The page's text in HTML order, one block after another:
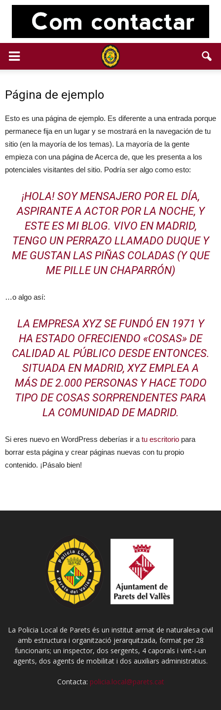
Página de ejemplo
Esto es una página de ejemplo. Es diferente a una entrada porque
permanece fija en un lugar y se mostrará en la navegación de tu
sitio (en la mayoría de los temas). La mayoría de la gente
empieza con una página de Acerca de, que les presenta a los
potenciales visitantes del sitio. Podría ser algo como esto:
¡HOLA! SOY MENSAJERO POR EL DÍA,
ASPIRANTE A ACTOR POR LA NOCHE, Y
ESTE ES MI BLOG. VIVO EN MADRID,
TENGO UN PERRAZO LLAMADO DUQUE Y
ME GUSTAN LAS PIÑAS COLADAS (Y QUE
ME PILLE UN CHAPARRÓN)
…o algo así:
LA EMPRESA XYZ SE FUNDÓ EN 1971 Y
HA ESTADO OFRECIENDO «COSAS» DE
CALIDAD AL PÚBLICO DESDE ENTONCES.
SITUADA EN MADRID, XYZ EMPLEA A
MÁS DE 2.000 PERSONAS Y HACE TODO
TIPO DE COSAS SORPRENDENTES PARA
LA COMUNIDAD DE MADRID.
Si eres nuevo en WordPress deberías ir a tu escritorio para
borrar esta página y crear páginas nuevas con tu propio
contenido. ¡Pásalo bien!
La Policia Local de Parets és un institut armat de naturalesa civil
amb estructura i organització jerarquitzada, format per 28
funcionaris; un inspector, dos sergents, 4 caporals i vint-i-un
agents, dos agents de mobilitat i dos auxiliars administratius.
Contacta: policia.local@parets.cat